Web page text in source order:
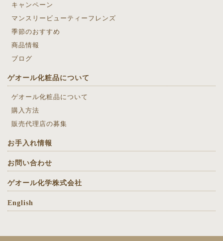
キャンペーン
マンスリービューティーフレンズ
季節のおすすめ
商品情報
ブログ
ゲオール化粧品について
ゲオール化粧品について
購入方法
販売代理店の募集
お手入れ情報
お問い合わせ
ゲオール化学株式会社
English